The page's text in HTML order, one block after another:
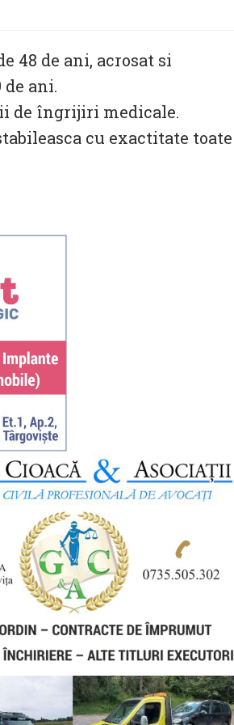
48 de ani, acrosat si
ani.
de îngrijiri medicale.
cu exactitate toate